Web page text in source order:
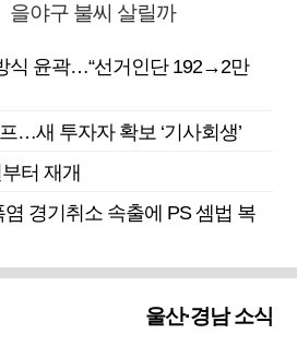
을야구 불씨 살릴까
식 윤곽…“선거인단 192→2만
…새 투자자 확보 ‘기사회생’
터 재개
경기취소 속출에 PS 셈법 복
울산·경남 소식